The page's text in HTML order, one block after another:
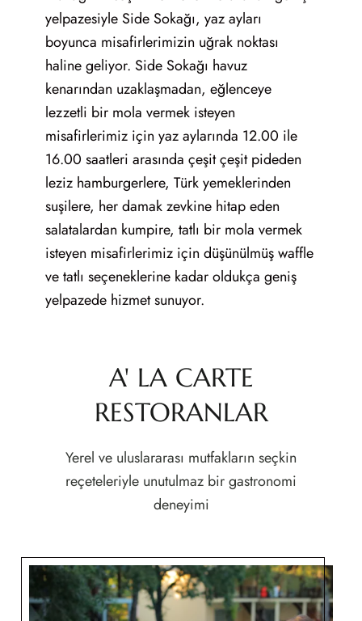
yelpazesiyle Side Sokağı, yaz ayları
boyunca misafirlerimizin uğrak noktası
haline geliyor. Side Sokağı havuz
kenarından uzaklaşmadan, eğlenceye
lezzetli bir mola vermek isteyen
misafirlerimiz için yaz aylarında 12.00 ile
16.00 saatleri arasında çeşit çeşit pideden
leziz hamburgerlere, Türk yemeklerinden
suşilere, her damak zevkine hitap eden
salatalardan kumpire, tatlı bir mola vermek
isteyen misafirlerimiz için düşünülmüş waffle
ve tatlı seçeneklerine kadar oldukça geniş
yelpazede hizmet sunuyor.
A' LA CARTE
RESTORANLAR
Yerel ve uluslararası mutfakların seçkin
reçeteleriyle unutulmaz bir gastronomi
deneyimi